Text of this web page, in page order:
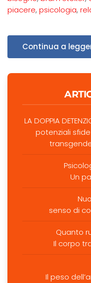
piacere, psicologia,
Continua a
LA DOPPIA
potenziali
Un
senso di
Quanto
Il corpo
Il peso